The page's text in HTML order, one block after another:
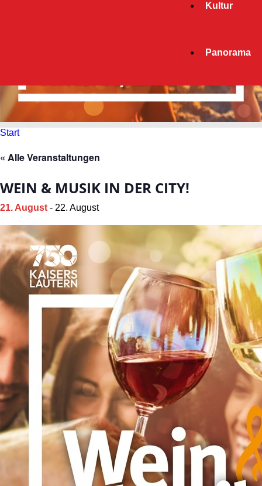
Kultur
Panorama
Start
« Alle Veranstaltungen
WEIN & MUSIK IN DER CITY!
21. August - 22. August